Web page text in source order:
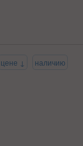
цене ↓ наличию